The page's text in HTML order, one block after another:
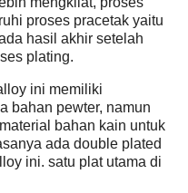
proses pracetak yaitu
hasil akhir setelah
plating.
ini memiliki
bahan pewter, namun
bahan kain untuk
ada double plated
ini. satu plat utama di